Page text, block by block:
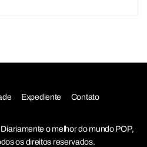
Expediente Contato
o melhor do mundo POP,
os direitos reservados.